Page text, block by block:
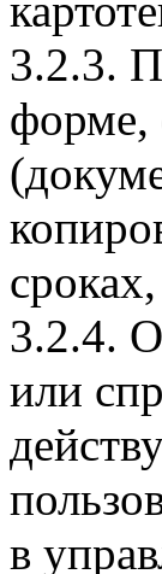
3.2.3.
форме,
3.2.4.
или
в